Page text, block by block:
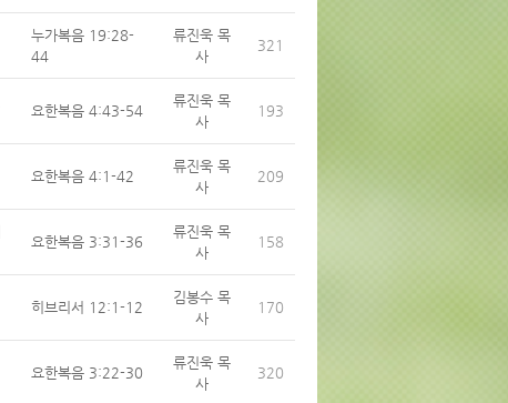
누가복음 19:28-
44
류진욱 목
사
321
요한복음 4:43-54
류진욱 목
사
193
요한복음 4:1-42
류진욱 목
사
209
요한복음 3:31-36
류진욱 목
사
158
히브리서 12:1-12
김봉수 목
사
170
요한복음 3:22-30
류진욱 목
사
320